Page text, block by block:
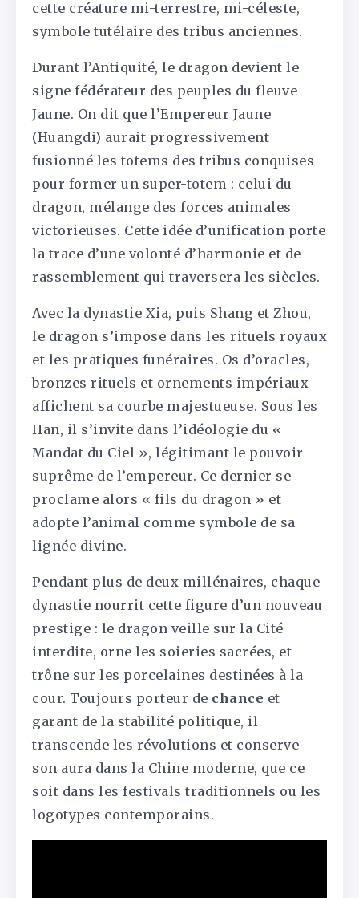
cette créature mi-terrestre, mi-céleste,
symbole tutélaire des tribus anciennes.
Durant l’Antiquité, le dragon devient le
signe fédérateur des peuples du fleuve
Jaune. On dit que l’Empereur Jaune
(Huangdi) aurait progressivement
fusionné les totems des tribus conquises
pour former un super-totem : celui du
dragon, mélange des forces animales
victorieuses. Cette idée d’unification porte
la trace d’une volonté d’harmonie et de
rassemblement qui traversera les siècles.
Avec la dynastie Xia, puis Shang et Zhou,
le dragon s’impose dans les rituels royaux
et les pratiques funéraires. Os d’oracles,
bronzes rituels et ornements impériaux
affichent sa courbe majestueuse. Sous les
Han, il s’invite dans l’idéologie du «
Mandat du Ciel », légitimant le pouvoir
suprême de l’empereur. Ce dernier se
proclame alors « fils du dragon » et
adopte l’animal comme symbole de sa
lignée divine.
Pendant plus de deux millénaires, chaque
dynastie nourrit cette figure d’un nouveau
prestige : le dragon veille sur la Cité
interdite, orne les soieries sacrées, et
trône sur les porcelaines destinées à la
cour. Toujours porteur de chance et
garant de la stabilité politique, il
transcende les révolutions et conserve
son aura dans la Chine moderne, que ce
soit dans les festivals traditionnels ou les
logotypes contemporains.